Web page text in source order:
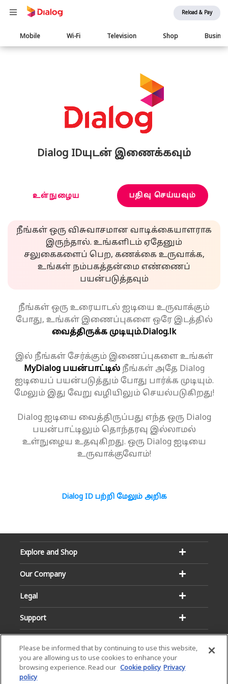
Reload & Pay
Main
navigation
Mobile Wi-Fi Television Shop
Dialog IDயுடன் இணைக்கவும்
உள்நுழைய பதிவு செய்யவும்
நீங்கள் ஒரு விசுவாசமான வாடிக்கையாளராக
இருந்தால். உங்களிடம் ஏதேனும்
சலுகைகளைப் பெற, கணக்கை உருவாக்க,
உங்கள் நம்பகத்தன்மை எண்ணைப்
பயன்படுத்தவும்
நீங்கள் ஒரு உரையாடல் ஐடியை உருவாக்கும்
போது, உங்கள் இணைப்புகளை ஒரே இடத்தில்
வைத்திருக்க முடியும்.Dialog.lk
இல் நீங்கள் சேர்க்கும் இணைப்புகளை உங்கள்
MyDialog பயன்பாட்டில்நீங்கள் அதே Dialog
ஐடியைப் பயன்படுத்தும் போது பார்க்க முடியும்.
மேலும் இது வேறு வழியிலும் செயல்படுகிறது!
Dialog ஐடியை வைத்திருப்பது எந்த ஒரு Dialog
பயன்பாட்டிலும் தொந்தரவு இல்லாமல்
உள்நுழைய உதவுகிறது. ஒரு Dialog ஐடியை
உருவாக்குவோம்!
Dialog ID பற்றி மேலும் அறிக
Explore and Shop
Our Company
Legal
Support
Please be informed that by continuing to use this website,
you are allowing us to use cookies to enhance your
browsing experience. Read our Cookie policy Privacy
policy